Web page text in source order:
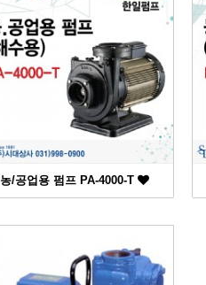
농/공업용 펌프 PA-4000-T